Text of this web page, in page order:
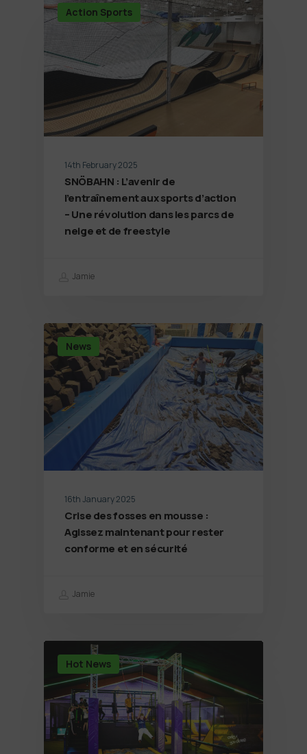
Action Sports
14th February 2025
SNÖBAHN : L’avenir de
l’entraînement aux sports d’action
– Une révolution dans les parcs de
neige et de freestyle
Jamie
News
16th January 2025
Crise des fosses en mousse :
Agissez maintenant pour rester
conforme et en sécurité
Jamie
Hot News